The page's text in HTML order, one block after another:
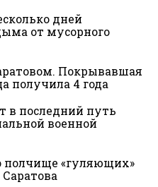
дней
от мусорного
Покрывавшая
получила 4 года
в последний путь
военной
полчище «гуляющих»